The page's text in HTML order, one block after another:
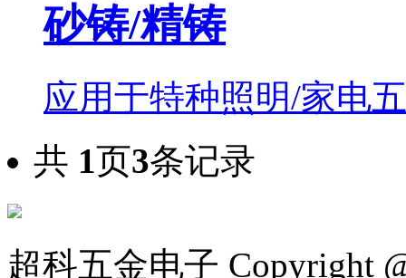
砂铸/精铸
应用于特种照明/家电
共 1页3条记录
超科五金电子 Copyright